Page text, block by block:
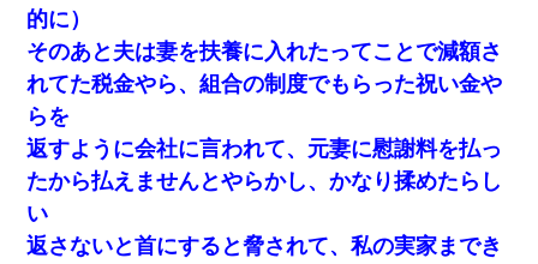
的に）
そのあと夫は妻を扶養に入れたってことで減額さ
れてた税金やら、組合の制度でもらった祝い金や
らを
返すように会社に言われて、元妻に慰謝料を払っ
たから払えませんとやらかし、かなり揉めたらし
い
返さないと首にすると脅されて、私の実家までき